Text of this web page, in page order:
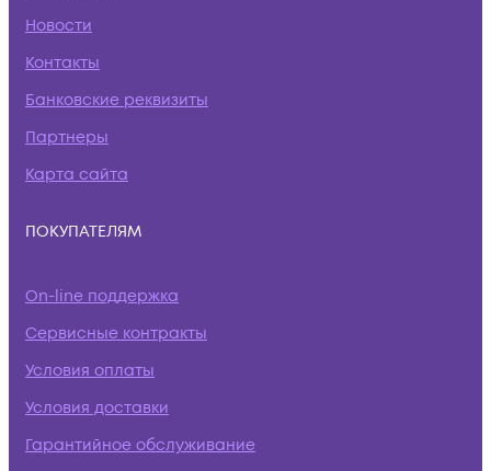
Новости
Контакты
Банковские реквизиты
Партнеры
Карта сайта
ПОКУПАТЕЛЯМ
On-line поддержка
Сервисные контракты
Условия оплаты
Условия доставки
Гарантийное обслуживание